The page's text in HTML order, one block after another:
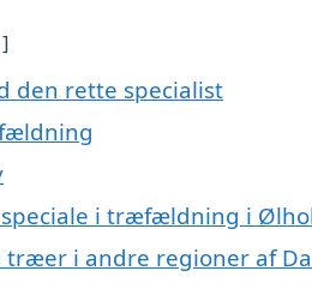
den rette specialist
i træfældning i
i andre regioner af